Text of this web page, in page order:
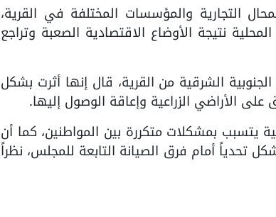
التجارية والمؤسسات المختلفة في القرية،
نتيجة الأوضاع الاقتصادية الصعبة وتراجع
الشرقية من القرية، قال إنها أثرت بشكل
الأراضي الزراعية وإعاقة الوصول إليها.
يتسبب بمشكلات متكررة بين المواطنين، كما أن
أمام فرق الصيانة التابعة للمجلس، نظراً